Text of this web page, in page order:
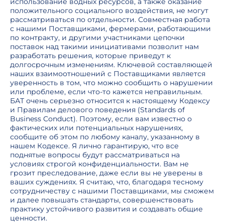
положительного социального воздействия, не могут
рассматриваться по отдельности. Совместная работа
с нашими Поставщиками, фермерами, работающими
по контракту, и другими участниками цепочки
поставок над такими инициативами позволит нам
разработать решения, которые приведут к
долгосрочным изменениям. Ключевой составляющей
наших взаимоотношений с Поставщиками является
уверенность в том, что можно сообщить о нарушении
или проблеме, если что-то кажется неправильным.
БАТ очень серьезно относится к настоящему Кодексу
и Правилам делового поведения (Standards of
Business Conduct). Поэтому, если вам известно о
фактических или потенциальных нарушениях,
сообщите об этом по любому каналу, указанному в
нашем Кодексе. Я лично гарантирую, что все
поднятые вопросы будут рассматриваться на
условиях строгой конфиденциальности. Вам не
грозит преследование, даже если вы не уверены в
ваших суждениях. Я считаю, что, благодаря тесному
сотрудничеству с нашими Поставщиками, мы сможем
и далее повышать стандарты, совершенствовать
практику устойчивого развития и создавать общие
ценности.